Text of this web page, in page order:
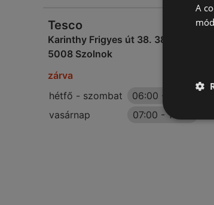
Tesco
Karinthy Frigyes út 38. 38.
5008 Szolnok
zárva
hétfő - szombat
06:00 -
vasárnap
07:00 -18:00
A